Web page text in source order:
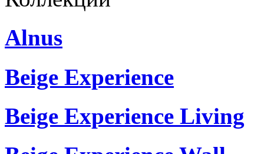
Alnus
Beige Experience
Beige Experience Living